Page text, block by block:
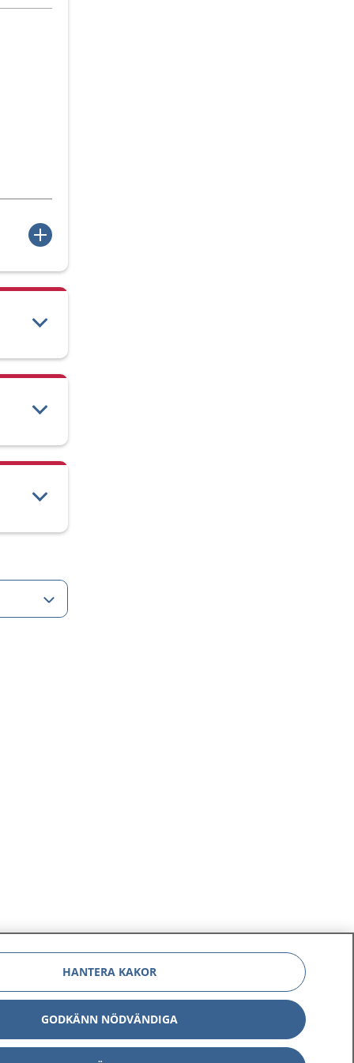
HANTERA KAKOR
GODKÄNN NÖDVÄNDIGA